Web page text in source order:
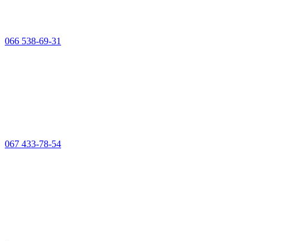
066 538-69-31
067 433-78-54